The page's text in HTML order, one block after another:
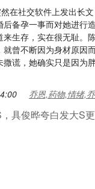
在社交软件上发出长
后备孕一事而对她进行
生存，实在很无耻。
就曾不断因为身材原因
谎，她确实只是因为
乔恩,药物,情绪,